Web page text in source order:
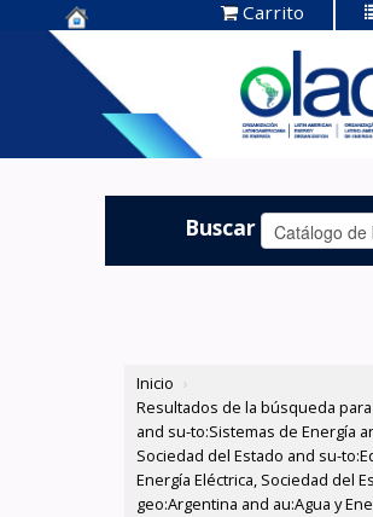
Centro de
Documentación
OLADE -
Carrito
Buscar
Inicio ›
Resultados de la búsqueda para
and su-to:Sistemas de Energía
Sociedad del Estado and su-
Energía Eléctrica, Sociedad del
geo:Argentina and au:Agua y